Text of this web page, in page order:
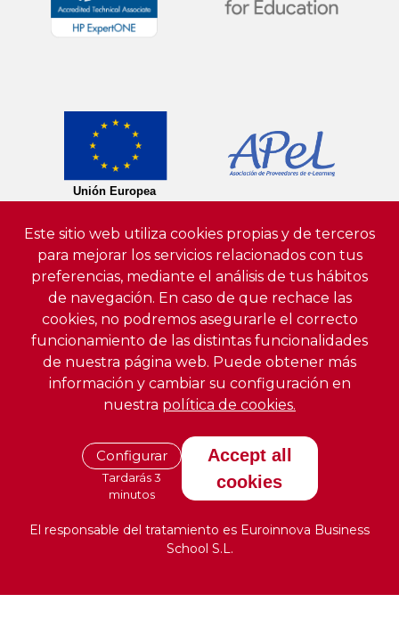
Este sitio web utiliza cookies propias y de terceros
para mejorar los servicios relacionados con tus
preferencias, mediante el análisis de tus hábitos
de navegación. En caso de que rechace las
cookies, no podremos asegurarle el correcto
funcionamiento de las distintas funcionalidades
de nuestra página web. Puede obtener más
información y cambiar su configuración en
nuestra política de cookies.
Configurar
Tardarás 3
minutos
Accept all
cookies
El responsable del tratamiento es Euroinnova Business
School S.L.